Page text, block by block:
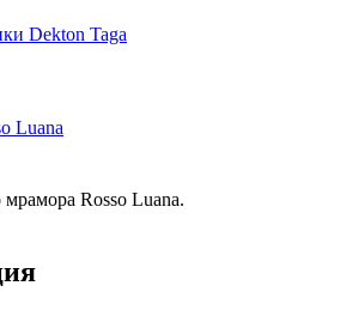
Dekton Taga
Luana
Rosso Luana.